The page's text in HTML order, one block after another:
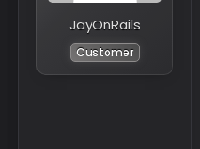
JayOnRails
Customer